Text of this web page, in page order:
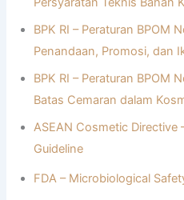
BPK RI – Peraturan BPOM
Penandaan, Promosi, dan
BPK RI – Peraturan BPOM
Batas Cemaran dalam
ASEAN Cosmetic
Guideline
FDA – Microbiological